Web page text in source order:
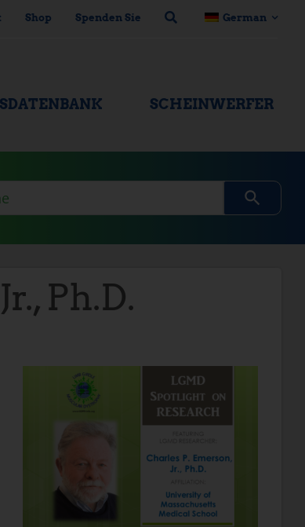
Shop Spenden Sie German
SCHEINWERFER
Ph.D.